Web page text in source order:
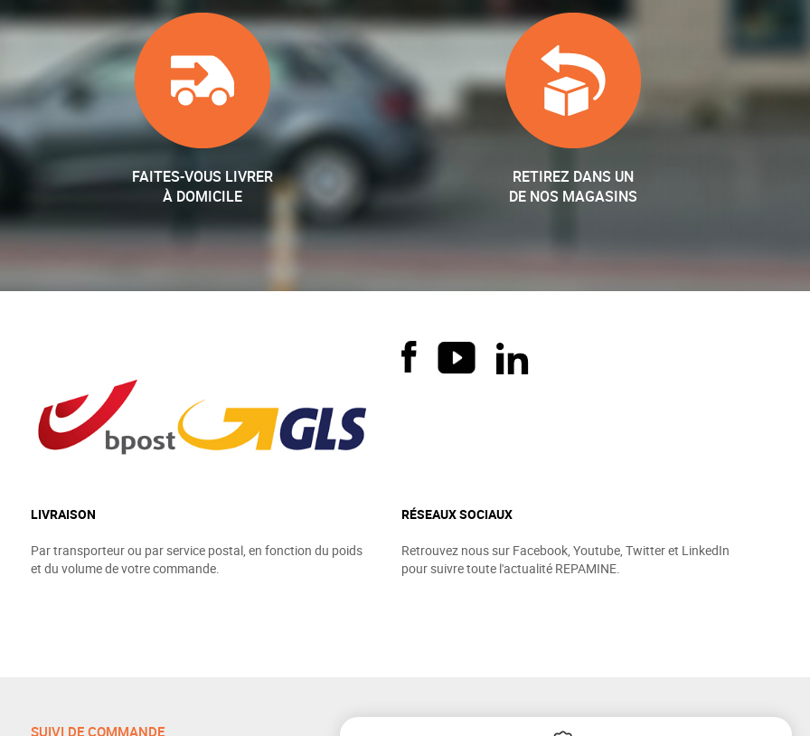
FAITES-VOUS LIVRER
À DOMICILE
RETIREZ DANS UN
DE NOS MAGASINS
LIVRAISON
Par transporteur ou par service postal, en fonction du poids
et du volume de votre commande.
RÉSEAUX SOCIAUX
Retrouvez nous sur Facebook, Youtube, Twitter et LinkedIn
pour suivre toute l'actualité REPAMINE.
SUIVI DE COMMANDE